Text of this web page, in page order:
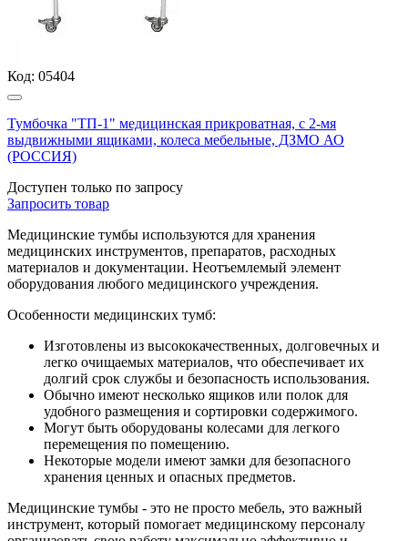
Код: 05404
Тумбочка "ТП-1" медицинская прикроватная, с 2-мя
выдвижными ящиками, колеса мебельные, ДЗМО АО
(РОССИЯ)
Доступен только по запросу
Запросить товар
Медицинские тумбы используются для хранения
медицинских инструментов, препаратов, расходных
материалов и документации. Неотъемлемый элемент
оборудования любого медицинского учреждения.
Особенности медицинских тумб:
Изготовлены из высококачественных, долговечных и
легко очищаемых материалов, что обеспечивает их
долгий срок службы и безопасность использования.
Обычно имеют несколько ящиков или полок для
удобного размещения и сортировки содержимого.
Могут быть оборудованы колесами для легкого
перемещения по помещению.
Некоторые модели имеют замки для безопасного
хранения ценных и опасных предметов.
Медицинские тумбы - это не просто мебель, это важный
инструмент, который помогает медицинскому персоналу